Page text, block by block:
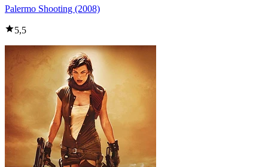
Palermo Shooting (2008)
5,5